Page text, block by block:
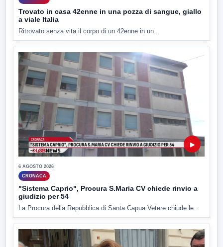
Trovato in casa 42enne in una pozza di sangue, giallo
a viale Italia
Ritrovato senza vita il corpo di un 42enne in un...
▶
6 AGOSTO 2026
CRONACA
"Sistema Caprio", Procura S.Maria CV chiede rinvio a
giudizio per 54
La Procura della Repubblica di Santa Capua Vetere chiude le...